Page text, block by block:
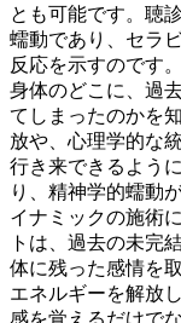
とも可能です。聴
蠕動であり、セラ
反応を示すのです
身体のどこに、過
てしまったのかを
放や、心理学的な
行き来できるよう
り、精神学的蠕動
イナミックの施術
トは、過去の未完
体に残った感情を
エネルギーを解放
感を覚えるだけで